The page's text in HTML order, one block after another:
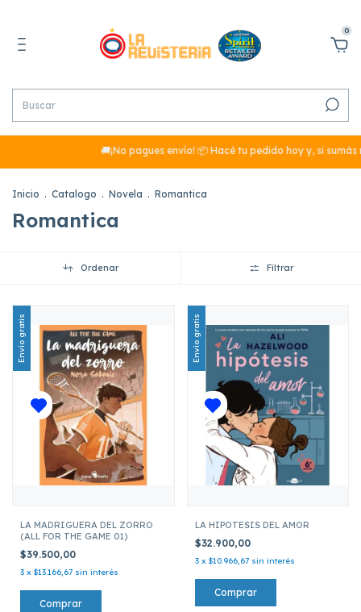
0
🚚¡No pagues envío! 📦 Hacé tu pedido hoy y, si sumás más de
Inicio . Catalogo . Novela . Romantica
Romantica
Ordenar Filtrar
Envío gratis
LA MADRIGUERA DEL ZORRO
(ALL FOR THE GAME 01)
$39.500,00
3 x $13.166,67 sin interés
Envío gratis
LA HIPOTESIS DEL AMOR
$32.900,00
3 x $10.966,67 sin interés